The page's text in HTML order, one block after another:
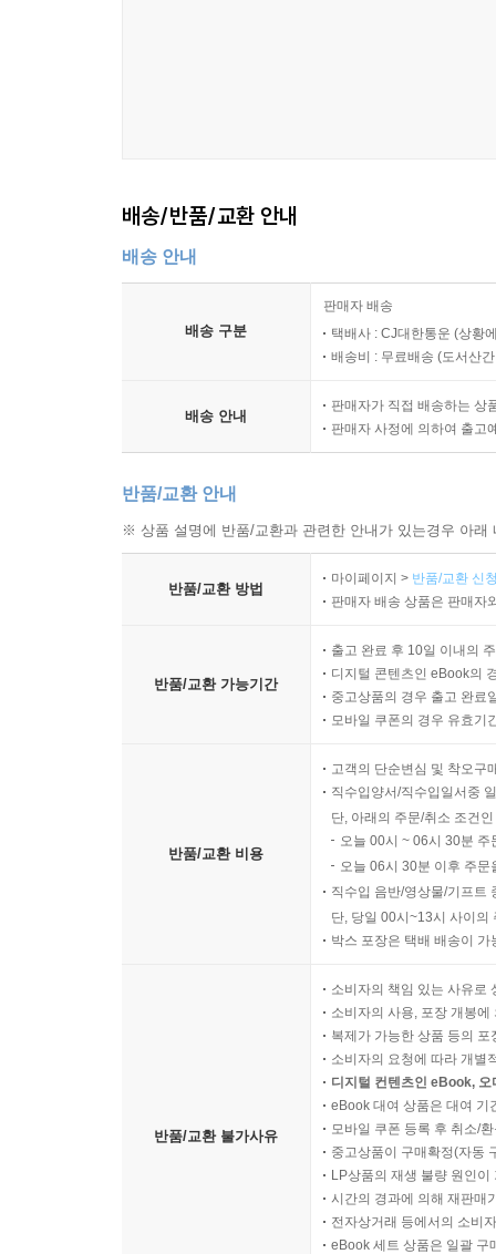
배송/반품/교환 안내
배송 안내
배송 구분
판매자 배송
택배사 : CJ대한통운 (상황
배송비 : 무료배송 (도서산
배송 안내
판매자가 직접 배송하는 상
판매자 사정에 의하여 출고
반품/교환 안내
※ 상품 설명에 반품/교환과 관련한 안내가 있는경우 아
반품/교환 방법
마이페이지 > 반품/교환 신
판매자 배송 상품은 판매자
반품/교환 가능기간
출고 완료 후 10일 이내의
디지털 콘텐츠인 eBook의
중고상품의 경우 출고 완료
모바일 쿠폰의 경우 유효기
반품/교환 비용
고객의 단순변심 및 착오구
직수입양서/직수입일서중
단, 아래의 주문/취소 조건
오늘 00시 ~ 06시 30분
오늘 06시 30분 이후 주
직수입 음반/영상물/기프트
단, 당일 00시~13시 사이의
박스 포장은 택배 배송이
반품/교환 불가사유
소비자의 책임 있는 사유로
소비자의 사용, 포장 개봉
복제가 가능한 상품 등의
소비자의 요청에 따라 개별
디지털 컨텐츠인 eBook,
eBook 대여 상품은 대여 기
모바일 쿠폰 등록 후 취소/
중고상품이 구매확정(자동
LP상품의 재생 불량 원인
시간의 경과에 의해 재판매
전자상거래 등에서의 소비
eBook 세트 상품은 일괄 구